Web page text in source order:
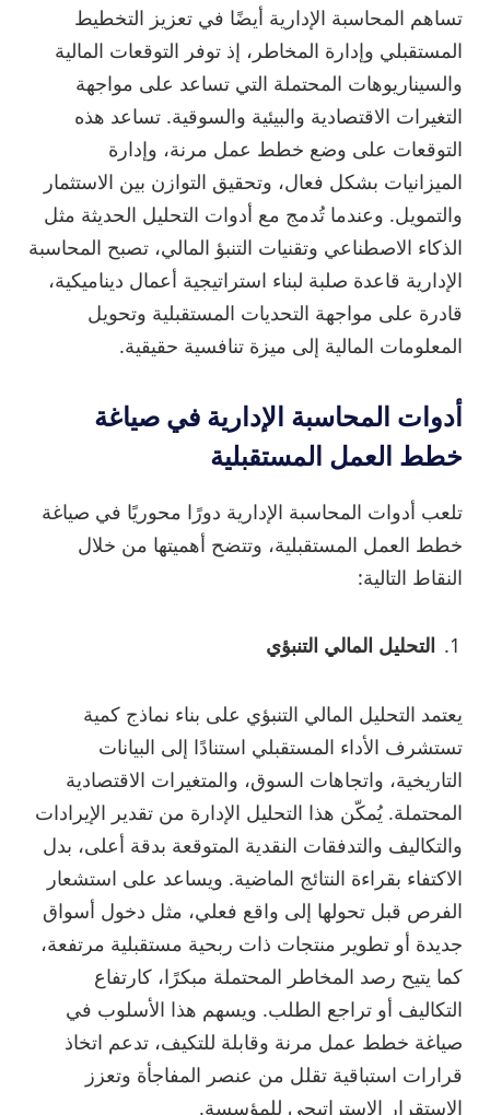
تساهم المحاسبة الإدارية أيضًا في تعزيز التخطيط
المستقبلي وإدارة المخاطر، إذ توفر التوقعات المالية
والسيناريوهات المحتملة التي تساعد على مواجهة
التغيرات الاقتصادية والبيئية والسوقية. تساعد هذه
التوقعات على وضع خطط عمل مرنة، وإدارة
الميزانيات بشكل فعال، وتحقيق التوازن بين الاستثمار
والتمويل. وعندما تُدمج مع أدوات التحليل الحديثة مثل
الذكاء الاصطناعي وتقنيات التنبؤ المالي، تصبح المحاسبة
الإدارية قاعدة صلبة لبناء استراتيجية أعمال ديناميكية،
قادرة على مواجهة التحديات المستقبلية وتحويل
المعلومات المالية إلى ميزة تنافسية حقيقية.
أدوات المحاسبة الإدارية في صياغة
خطط العمل المستقبلية
تلعب أدوات المحاسبة الإدارية دورًا محوريًا في صياغة
خطط العمل المستقبلية، وتتضح أهميتها من خلال
النقاط التالية:
التحليل المالي التنبؤي
يعتمد التحليل المالي التنبؤي على بناء نماذج كمية
تستشرف الأداء المستقبلي استنادًا إلى البيانات
التاريخية، واتجاهات السوق، والمتغيرات الاقتصادية
المحتملة. يُمكّن هذا التحليل الإدارة من تقدير الإيرادات
والتكاليف والتدفقات النقدية المتوقعة بدقة أعلى، بدل
الاكتفاء بقراءة النتائج الماضية. ويساعد على استشعار
الفرص قبل تحولها إلى واقع فعلي، مثل دخول أسواق
جديدة أو تطوير منتجات ذات ربحية مستقبلية مرتفعة،
كما يتيح رصد المخاطر المحتملة مبكرًا، كارتفاع
التكاليف أو تراجع الطلب. ويسهم هذا الأسلوب في
صياغة خطط عمل مرنة وقابلة للتكيف، تدعم اتخاذ
قرارات استباقية تقلل من عنصر المفاجأة وتعزز
الاستقرار الاستراتيجي للمؤسسة.